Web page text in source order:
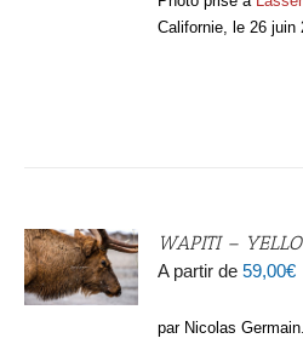
Californie, le 26 juin
WAPITI –
A partir de59,00€
par Nicolas Germain.